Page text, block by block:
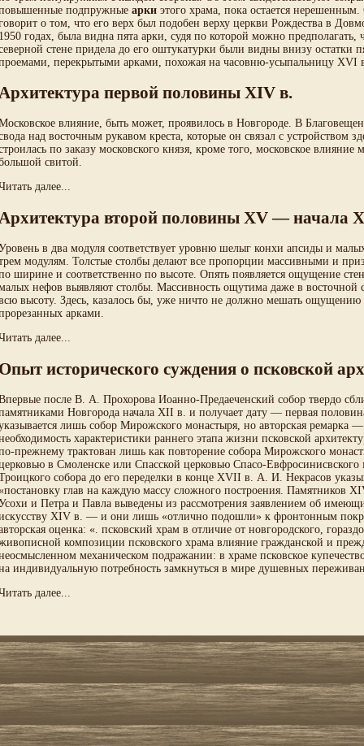
подпружные арки этого храма, пока остается
о том, что его верх был подобен верху церкви Рождества в
годах, была видна пята арки, судя по которой можно
стене придела до его оштукатурки были видны внизу
перекрытыми арками, похожая на часовню-усыпальницу XVI
первой половины XIV в.
влияние, быть может, проявилось в Новгороде. В
над восточным рукавом креста, которые он связал с
по заказу московского князя, кроме того, московское
свитой.
далее...
второй половины XV — начала
в два модуля соответствует уровню шелыг конхи апсиды и
модулям. Толстые столбы делают все пропорции массивными и
ширине и соответственно по высоте. Опять появляется ощущение
нефов выявляют столбы. Массивность ощутима даже в восточной
высоту. Здесь, казалось бы, уже ничто не должно мешать ощущению
арками.
далее...
исторического суждения о псковской
после В. А. Прохорова Иоанно-Предаеченский собор твердо
Новгорода начала XII в. и получает дату — первая
лишь собор Мирожского монастыря, но авторская ремарка
характеристики раннего этапа жизни псковской
прежнему трактован лишь как повторение собора Мирожского
в Смоленске или Спасской церковью Спасо-
собора до его переделки в конце XVII в. А. И. Некрасов
глав на каждую массу сложного построения. Памятников
и Петра и Павла выведены из рассмотрения заявлением об
XIV в. — и они лишь «отлично подошли» к фронтонным
оценка: «. псковский храм в отличие от новгородского,
композиции псковского храма влияние гражданской и
механическом подражании: в храме псковское
индивидуальную потребность замкнуться в мире душевных
далее...